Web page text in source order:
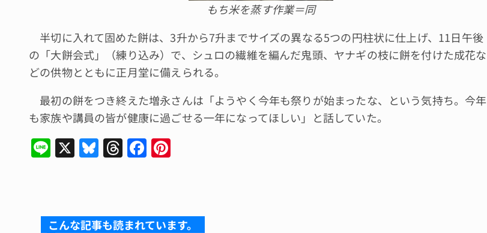
もち米を蒸す作業＝同
半切に入れて固めた餅は、3升から7升までサイズの異なる5つの円柱状に仕上げ、11日午後
の「大餅会式」（練り込み）で、シュロの繊維を編んだ鬼頭、ヤナギの枝に餅を付けた成花な
どの供物とともに正月堂に備えられる。
最初の餅をつき終えた増永さんは「ようやく今年も祭りが始まったな、という気持ち。今年
も家族や講員の皆が健康に過ごせる一年になってほしい」と話していた。
Li
n
X Bl
u
k
T
hr
d
F
a
b st
こんな記事も読まれています。